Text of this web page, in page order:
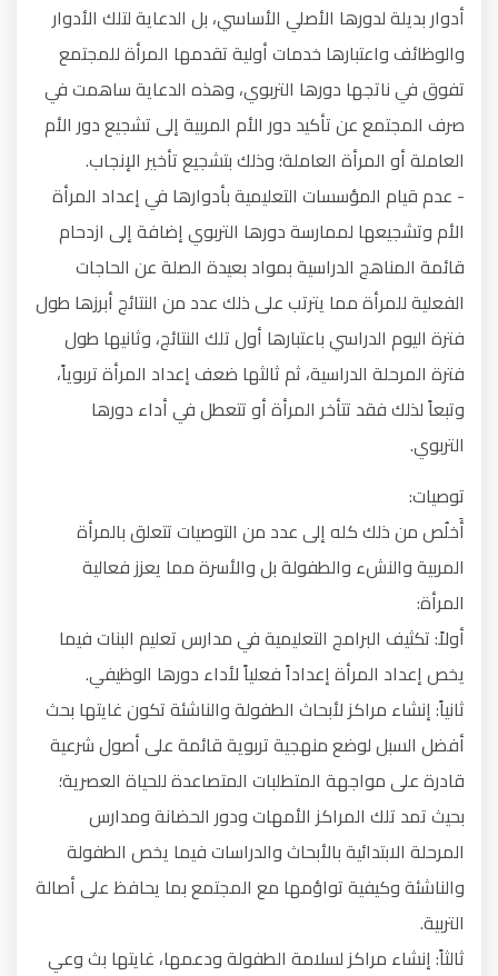
أدوار بديلة لدورها الأصلي الأساسي، بل الدعاية لتلك الأدوار
والوظائف واعتبارها خدمات أولية تقدمها المرأة للمجتمع
تفوق في ناتجها دورها التربوي، وهذه الدعاية ساهمت في
صرف المجتمع عن تأكيد دور الأم المربية إلى تشجيع دور الأم
العاملة أو المرأة العاملة؛ وذلك بتشجيع تأخير الإنجاب.
- عدم قيام المؤسسات التعليمية بأدوارها في إعداد المرأة
الأم وتشجيعها لممارسة دورها التربوي إضافة إلى ازدحام
قائمة المناهج الدراسية بمواد بعيدة الصلة عن الحاجات
الفعلية للمرأة مما يترتب على ذلك عدد من النتائج أبرزها طول
فترة اليوم الدراسي باعتبارها أول تلك النتائج، وثانيها طول
فترة المرحلة الدراسية، ثم ثالثها ضعف إعداد المرأة تربوياً،
وتبعاً لذلك فقد تتأخر المرأة أو تتعطل في أداء دورها
التربوي.
توصيات:
أَخلُص من ذلك كله إلى عدد من التوصيات تتعلق بالمرأة
المربية والنشء والطفولة بل والأسرة مما يعزز فعالية
المرأة:
أولاً: تكثيف البرامج التعليمية في مدارس تعليم البنات فيما
يخص إعداد المرأة إعداداً فعلياً لأداء دورها الوظيفي.
ثانياً: إنشاء مراكز لأبحاث الطفولة والناشئة تكون غايتها بحث
أفضل السبل لوضع منهجية تربوية قائمة على أصول شرعية
قادرة على مواجهة المتطلبات المتصاعدة للحياة العصرية؛
بحيث تمد تلك المراكز الأمهات ودور الحضانة ومدارس
المرحلة الابتدائية بالأبحاث والدراسات فيما يخص الطفولة
والناشئة وكيفية تواؤمها مع المجتمع بما يحافظ على أصالة
التربية.
ثالثاً: إنشاء مراكز لسلامة الطفولة ودعمها، غايتها بث وعي